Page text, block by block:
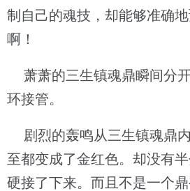
制自己的魂技，却能够准确
啊！
萧萧的三生镇魂鼎瞬间分
环接管。
剧烈的轰鸣从三生镇魂鼎
至都变成了金红色。却没有
硬接了下来。而且不是一个